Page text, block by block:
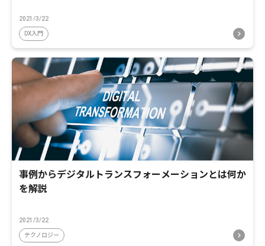
2021/3/22
DX入門
事例からデジタルトランスフォーメーションとは何か
を解説
2021/3/22
テクノロジー